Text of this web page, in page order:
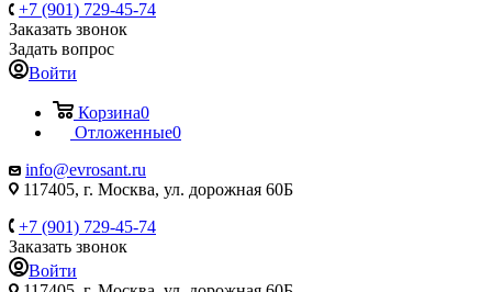
+7 (901) 729-45-74
Заказать звонок
Задать вопрос
Войти
Корзина0
Отложенные0
info@evrosant.ru
117405, г. Москва, ул. дорожная 60Б
+7 (901) 729-45-74
Заказать звонок
Войти